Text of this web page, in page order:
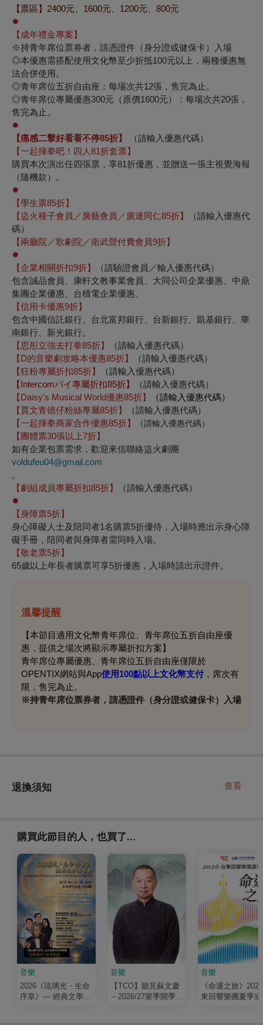
【票區】2400元、1600元、1200元、800元
✹
【成年禮金專案】
※持青年席位票券者，請憑證件（身分證或健保卡）入場
◎本優惠需搭配使用文化幣至少折抵100元以上，兩種優惠無
法合併使用。
◎青年席位五折自由座：每場次共12張，售完為止。
◎青年席位專屬優惠300元（原價1600元）：每場次共20張，
售完為止。
✹
【痛感二擊好看看不停85折】
（請輸入優惠代碼）
【一起揮拳吧！四人 81折套票】
購買本次演出任四張票，享81折優惠，並贈送一張主視覺海報
（隨機款）。
✹
【學生票85折】
【盜火種子會員／廣藝會員／廣達同仁85折】
（請輸入優惠代
碼）
【兩廳院／歌劇院／衛武營付費會員9折】
✹
【企業相關折扣9折】
（請驗證會員／輸入優惠代碼）
包含誠品會員、康軒文教事業會員、大同公司企業優惠、中鼎
集團企業優惠、台積電企業優惠。
【信用卡優惠9折】
包含中國信託銀行、台北富邦銀行、台新銀行、凱基銀行、華
南銀行、新光銀行。
【思彤立強去打拳85折】
（請輸入優惠代碼）
【D的音樂劇攻略本優惠85折】
（請輸入優惠代碼）
【狂粉專屬折扣85折】
（請輸入優惠代碼）
【Intercomパイ專屬折扣85折】
（請輸入優惠代碼）
【Daisy's Musical World優惠85折】
（請輸入優惠代碼）
【賈文青德仔粉絲專屬85折】
（請輸入優惠代碼）
【一起揮拳商家合作優惠85折】 （請輸入優惠代碼）
【團體票30張以上7折】
如有企業包票需求，歡迎來信聯絡盜火劇團
voldufeu04@gmail.com
。
【劇組成員專屬折扣85折】
（請輸入優惠代碼）
✹
【身障票5折】
身心障礙人士及陪同者1名購票5折優待，入場時應出示身心障
礙手冊，陪同者與身障者需同時入場。
【敬老票5折】
65歲以上年長者購票可享5折優惠，入場時請出示證件。
溫馨提醒
【本節目適用文化幣青年席位、青年席位五折自由座優
惠，提供之場次將顯示專屬折扣方案】
青年席位專屬優惠、青年席位五折自由座僅限於
OPENTIX網站與App使用100點以上文化幣支付 ，席次有
限，售完為止。
※持青年席位票券者，請憑證件（身分證或健保卡）入場
退換須知 查看
購買此節目的人，也買了...
音樂
2026《琉璃光・生命
序章》— 經典文學清
音樂
【TCO】聽見蘇文慶
－2026/27樂季開季音
音樂
《命運之旅》
東回響樂團夏季巡